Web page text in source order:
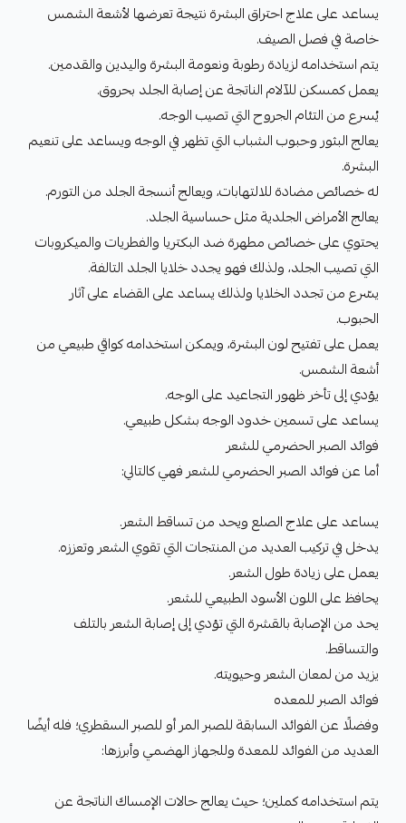
يساعد على علاج احتراق البشرة نتيجة تعرضها لأشعة الشمس
خاصة في فصل الصيف.
يتم استخدامه لزيادة رطوبة ونعومة البشرة واليدين والقدمين.
يعمل كمسكن للآلام الناتجة عن إصابة الجلد بحروق.
يُسرع من التئام الجروح التي تصيب الوجه.
يعالج البثور وحبوب الشباب التي تظهر في الوجه ويساعد على تنعيم
البشرة.
له خصائص مضادة للالتهابات، ويعالج أنسجة الجلد من التورم.
يعالج الأمراض الجلدية مثل حساسية الجلد.
يحتوي على خصائص مطهرة ضد البكتريا والفطريات والميكروبات
التي تصيب الجلد، ولذلك فهو يجدد خلايا الجلد التالفة.
يسّرع من تجدد الخلايا ولذلك يساعد على القضاء على آثار
الحبوب.
يعمل على تفتيح لون البشرة، ويمكن استخدامه كواقي طبيعي من
أشعة الشمس.
يؤدي إلى تأخر ظهور التجاعيد على الوجه.
يساعد على تسمين خدود الوجه بشكل طبيعي.
فوائد الصبر الحضرمي للشعر
أما عن فوائد الصبر الحضرمي للشعر فهي كالتالي:
يساعد على علاج الصلع ويحد من تساقط الشعر.
يدخل في تركيب العديد من المنتجات التي تقوي الشعر وتعززه.
يعمل على زيادة طول الشعر.
يحافظ على اللون الأسود الطبيعي للشعر.
يحد من الإصابة بالقشرة التي تؤدي إلى إصابة الشعر بالتلف
والتساقط.
يزيد من لمعان الشعر وحيويته.
فوائد الصبر للمعده
وفضلًا عن الفوائد السابقة للصبر المر أو للصبر السقطري؛ فله أيضًا
العديد من الفوائد للمعدة وللجهاز الهضمي وأبرزها:
يتم استخدامه كملين؛ حيث يعالج حالات الإمساك الناتجة عن